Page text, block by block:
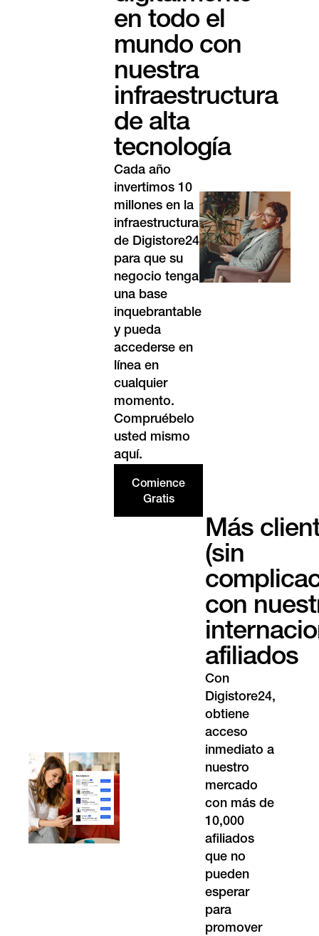
en todo el
mundo con
nuestra
infraestructura
de alta
tecnología
Cada año
invertimos 10
millones en la
infraestructura
de Digistore24
para que su
negocio tenga
una base
inquebrantable
y pueda
accederse en
línea en
cualquier
momento.
Compruébelo
usted mismo
aquí.
Comience
Gratis
Más
(sin
con
afiliados
Con
Digistore24,
obtiene
acceso
inmediato a
nuestro
mercado
con más de
10,000
afiliados
que no
pueden
esperar
para
promover